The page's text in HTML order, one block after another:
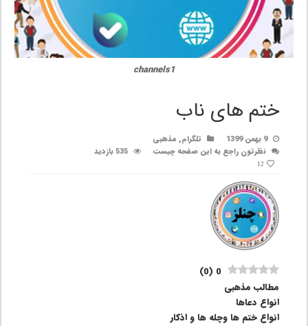
channels1
ختم های ناب
9 بهمن 1399 تلگرام, مذهبی
نظرتون راجع به این صفحه چیست
535 بازدید
12
0
(
0
)
مطالب مذهبی
انواع دعاها
انواع ختم ها وچله ها و اذکار